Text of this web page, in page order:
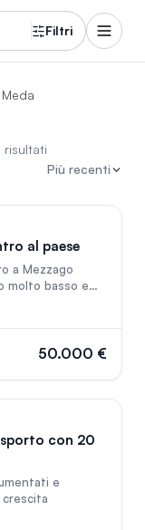
Filtri
risultati
Più recenti
al paese
a Mezzago
in
50.000 €
con 20
e